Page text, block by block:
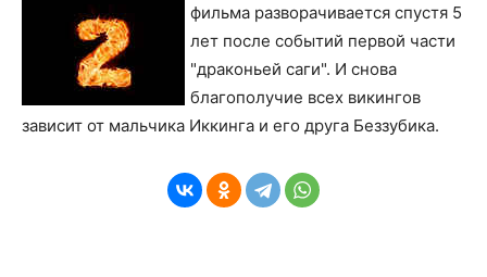
фильма разворачивается спустя 5
лет после событий первой части
"драконьей саги". И снова
благополучие всех викингов
зависит от мальчика Иккинга и его друга Беззубика.